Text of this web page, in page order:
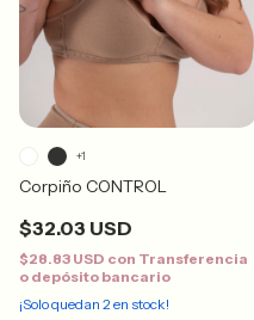
Corpiño CONTROL
$32.03 USD
$28.83 USD con Transferencia
o depósito bancario
¡Solo quedan 2en stock!
+1